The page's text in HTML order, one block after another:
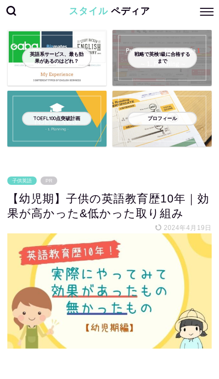
スタイル ペディア
英語系サービス、最も効
果があるのはどれ？
戦略で英検1級に合格する
まで
TOEFL100点突破計画 プロフィール
子供英語 PR
【幼児期】子供の英語教育歴10年｜効
果が高かった&低かった取り組み
2024年4月19日